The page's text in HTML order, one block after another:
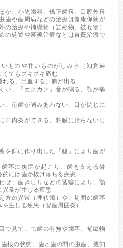
か、小児歯科、矯正歯科、口腔外科
歯や歯周病などの治療は健康保険が
の治療や補綴物（詰め物、被せ物）
の処置や審美治療などは自費治療で
ものや甘いものがしみる（知覚過
くてもズキズキ痛む
れる、出血する、膿が出る
い、「カクカク」音が鳴る、顎が痛
、前歯が噛みあわない、口が閉じに
口内炎ができる、粘膜に治らないし
を餌に作り出した「酸」により歯が
茎に炎症が起こり、歯を支える骨
的には歯が抜け落ちる疾患
せ、歯ぎしりなどの習癖により、顎
異常が生じる疾患
方の異常（埋伏歯）や、周囲の歯茎
生じる疾患（智歯周囲炎）
で見て、虫歯の有無や歯茎、補綴物
根の状態、歯と歯の間の虫歯、親知